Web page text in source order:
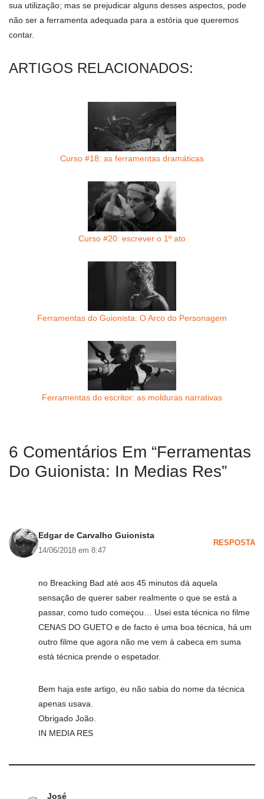
sua utilização; mas se prejudicar alguns desses aspectos, pode
não ser a ferramenta adequada para a estória que queremos
contar.
ARTIGOS RELACIONADOS:
Curso #18: as ferramentas dramáticas
Curso #20: escrever o 1º ato
Ferramentas do Guionista: O Arco do Personagem
Ferramentas do escritor: as molduras narrativas
6 Comentários Em “Ferramentas
Do Guionista: In Medias Res”
Edgar de Carvalho Guionista
14/06/2018 em 8:47
RESPOSTA
no Breacking Bad até aos 45 minutos dá aquela
sensação de querer saber realmente o que se está a
passar, como tudo começou… Usei esta técnica no filme
CENAS DO GUETO e de facto é uma boa técnica, há um
outro filme que agora não me vem á cabeca em suma
está técnica prende o espetador.
Bem haja este artigo, eu não sabia do nome da técnica
apenas usava.
Obrigado João.
IN MEDIA RES
José